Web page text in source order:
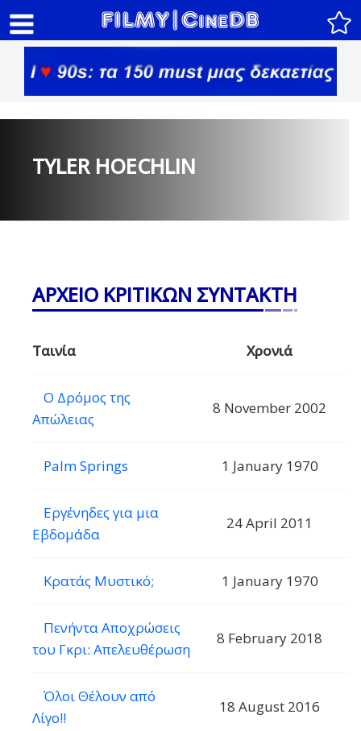
TYLER HOECHLIN
ΑΡΧΕΙΟ ΚΡΙΤΙΚΩΝ ΣΥΝΤΑΚΤΗ
Ταινία Χρονιά
Ο Δρόμος της
Απώλειας
8 November 2002
Palm Springs 1 January 1970
Εργένηδες για μια
Εβδομάδα
24 April 2011
Κρατάς Μυστικό; 1 January 1970
Πενήντα Αποχρώσεις
του Γκρι: Απελευθέρωση
8 February 2018
Όλοι Θέλουν από
Λίγο!!
18 August 2016